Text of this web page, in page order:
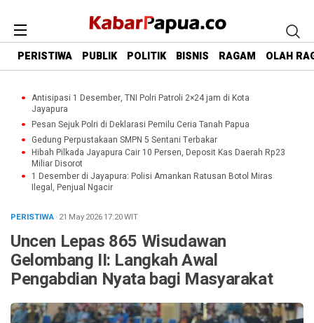
PERISTIWA PUBLIK POLITIK BISNIS RAGAM OLAH
Antisipasi 1 Desember, TNI Polri Patroli 2×24 jam di Kota
Jayapura
Pesan Sejuk Polri di Deklarasi Pemilu Ceria Tanah Papua
Gedung Perpustakaan SMPN 5 Sentani Terbakar
Hibah Pilkada Jayapura Cair 10 Persen, Deposit Kas Daerah Rp23
Miliar Disorot
1 Desember di Jayapura: Polisi Amankan Ratusan Botol Miras
Ilegal, Penjual Ngacir
PERISTIWA· 21 May 202617:20WIT
Uncen Lepas 865 Wisudawan
Gelombang II: Langkah Awal
Pengabdian Nyata bagi Masyarakat